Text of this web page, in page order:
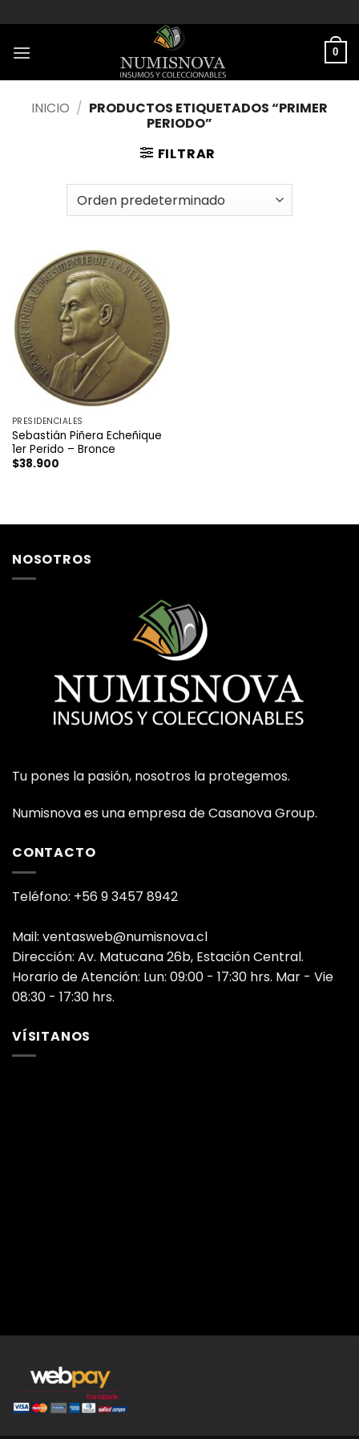
al
contenido
0
INICIO / PRODUCTOS ETIQUETADOS “PRIMER
PERIODO”
FILTRAR
PRESIDENCIALES
Sebastián Piñera Echeñique
1er Perido – Bronce
$38.900
NOSOTROS
Tu pones la pasión, nosotros la protegemos.
Numisnova es una empresa de Casanova Group.
CONTACTO
Teléfono: +56 9 3457 8942
Mail: ventasweb@numisnova.cl
Dirección: Av. Matucana 26b, Estación Central.
Horario de Atención: Lun: 09:00 - 17:30 hrs. Mar - Vie
08:30 - 17:30 hrs.
VÍSITANOS